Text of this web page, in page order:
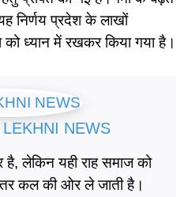
निर्णय प्रदेश के लाखों
को ध्यान में रखकर किया गया है।
NEWS
लेकिन यही राह समाज को
कल की ओर ले जाती है।